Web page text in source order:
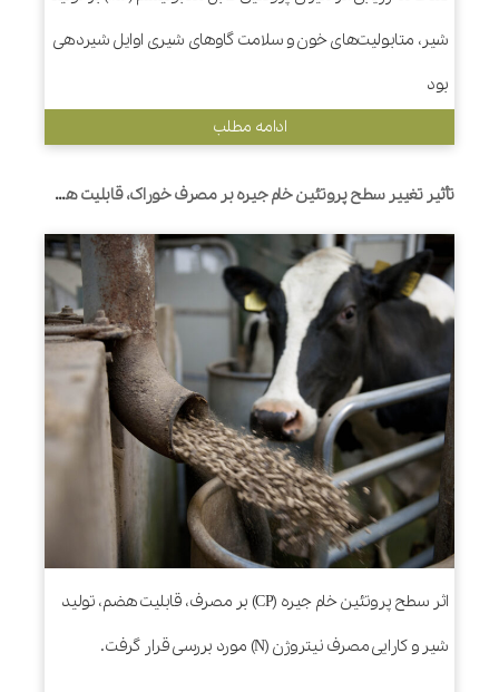
شیر، متابولیت‌های خون و سلامت گاوهای شیری اوایل شیردهی
بود
ادامه مطلب
تأثیر تغییر سطح پروتئین خام جیره بر مصرف خوراک، قابلیت هضم مواد مغذی، تولید شیر و کارایی مصرف نیتروژن توسط گاوهای هلشتاین شیرده
اثر سطح پروتئین خام جیره (CP) بر مصرف، قابلیت هضم، تولید
شیر و کارایی مصرف نیتروژن (N) مورد بررسی قرار گرفت.